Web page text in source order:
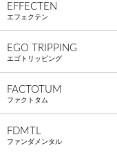
EFFECTEN
エフェクテン
EGO TRIPPING
エゴトリッピング
FACTOTUM
ファクトタム
FDMTL
ファンダメンタル